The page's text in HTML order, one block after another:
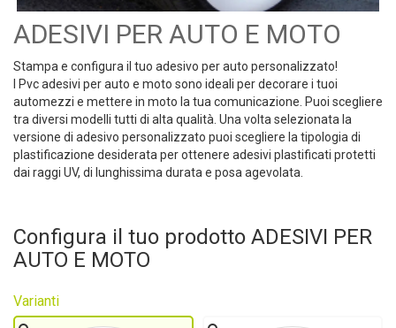
ADESIVI PER AUTO E MOTO
Stampa e configura il tuo adesivo per auto personalizzato!
I Pvc adesivi per auto e moto sono ideali per decorare i tuoi
automezzi e mettere in moto la tua comunicazione. Puoi scegliere
tra diversi modelli tutti di alta qualità. Una volta selezionata la
versione di adesivo personalizzato puoi scegliere la tipologia di
plastificazione desiderata per ottenere adesivi plastificati protetti
dai raggi UV, di lunghissima durata e posa agevolata.
Configura il tuo prodotto ADESIVI PER
AUTO E MOTO
Varianti